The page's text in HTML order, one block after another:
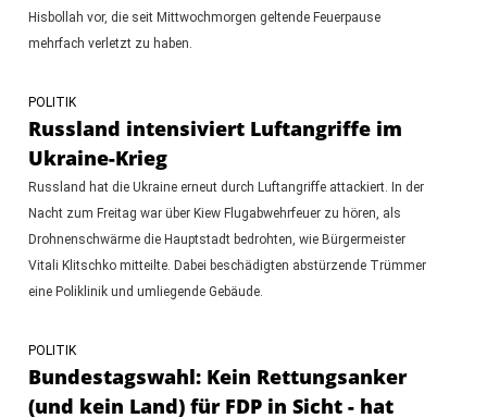
Hisbollah vor, die seit Mittwochmorgen geltende Feuerpause
mehrfach verletzt zu haben.
POLITIK
Russland intensiviert Luftangriffe im
Ukraine-Krieg
Russland hat die Ukraine erneut durch Luftangriffe attackiert. In der
Nacht zum Freitag war über Kiew Flugabwehrfeuer zu hören, als
Drohnenschwärme die Hauptstadt bedrohten, wie Bürgermeister
Vitali Klitschko mitteilte. Dabei beschädigten abstürzende Trümmer
eine Poliklinik und umliegende Gebäude.
POLITIK
Bundestagswahl: Kein Rettungsanker
(und kein Land) für FDP in Sicht - hat